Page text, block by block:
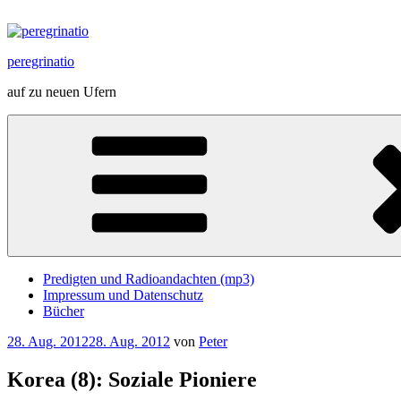
Inhalt
peregrinatio
auf zu neuen Ufern
Predigten und Radioandachten (mp3)
Impressum und Datenschutz
Bücher
Veröffentlicht
28. Aug. 201228. Aug. 2012 von Peter
Korea (8): Soziale Pioniere